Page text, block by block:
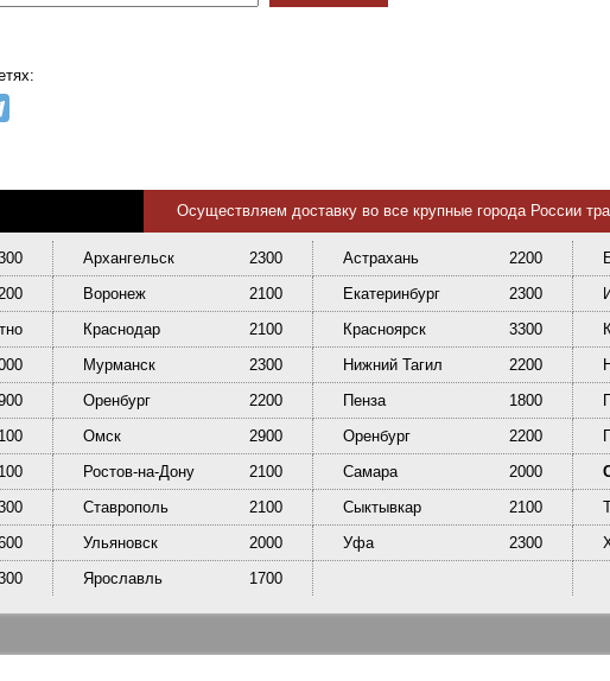
Осуществляем доставку во все крупные города России
Архангельск 2300 Астрахань 2200
Воронеж 2100 Екатеринбург 2300
Краснодар 2100 Красноярск 3300
Мурманск 2300 Нижний Тагил 2200
Оренбург 2200 Пенза 1800
Омск 2900 Оренбург 2200
Ростов-на-Дону 2100 Самара 2000
Ставрополь 2100 Сыктывкар 2100
Ульяновск 2000 Уфа 2300
Ярославль 1700